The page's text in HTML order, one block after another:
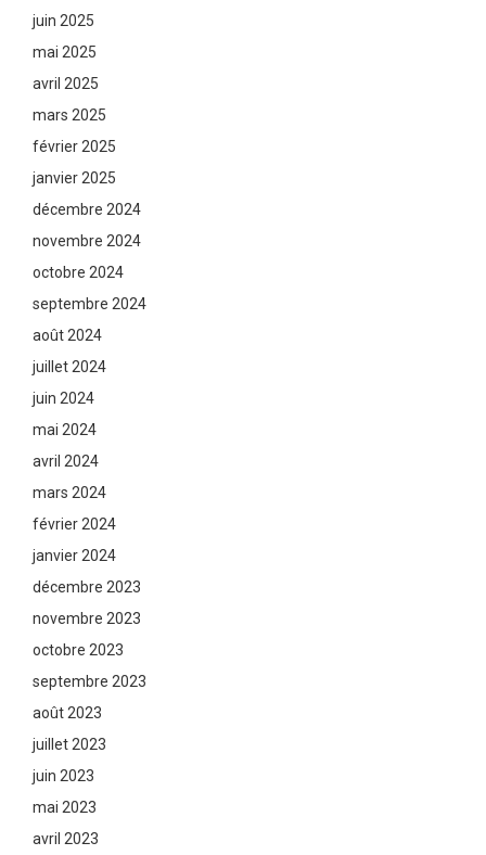
juin 2025
mai 2025
avril 2025
mars 2025
février 2025
janvier 2025
décembre 2024
novembre 2024
octobre 2024
septembre 2024
août 2024
juillet 2024
juin 2024
mai 2024
avril 2024
mars 2024
février 2024
janvier 2024
décembre 2023
novembre 2023
octobre 2023
septembre 2023
août 2023
juillet 2023
juin 2023
mai 2023
avril 2023